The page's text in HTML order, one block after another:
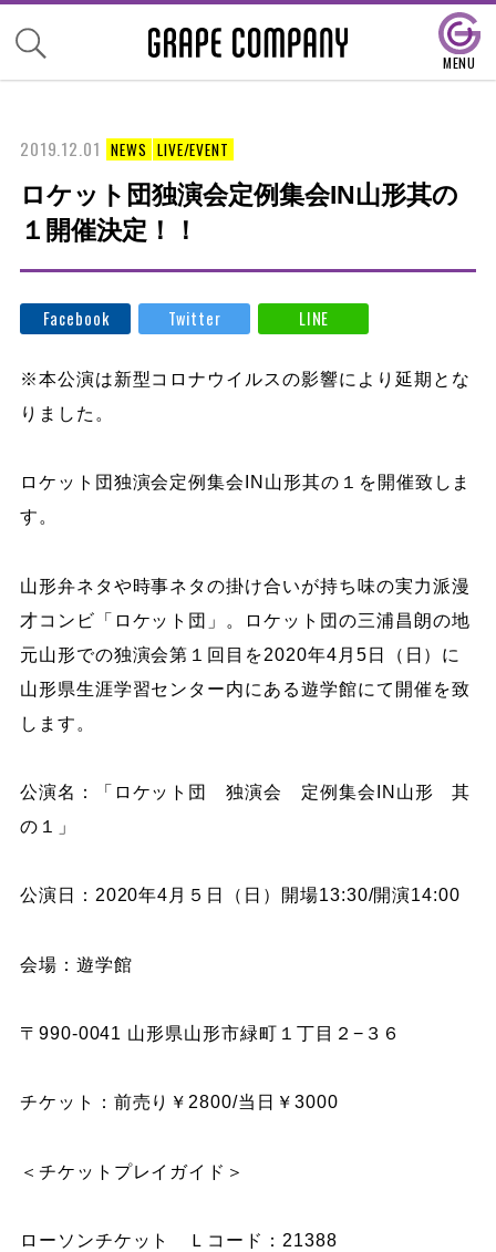
2019.12.01 NEWS LIVE/EVENT
ロケット団独演会定例集会IN山形其の
１開催決定！！
Facebook Twitter LINE
※本公演は新型コロナウイルスの影響により延期とな
りました。
ロケット団独演会定例集会IN山形其の１を開催致しま
す。
山形弁ネタや時事ネタの掛け合いが持ち味の実力派漫
才コンビ「ロケット団」。ロケット団の三浦昌朗の地
元山形での独演会第１回目を2020年4月5日（日）に
山形県生涯学習センター内にある遊学館にて開催を致
します。
公演名：「ロケット団 独演会 定例集会IN山形 其
の１」
公演日：2020年4月５日（日）開場13:30/開演14:00
会場：遊学館
〒990-0041 山形県山形市緑町１丁目２−３６
チケット：前売り￥2800/当日￥3000
＜チケットプレイガイド＞
ローソンチケット Ｌコード：21388